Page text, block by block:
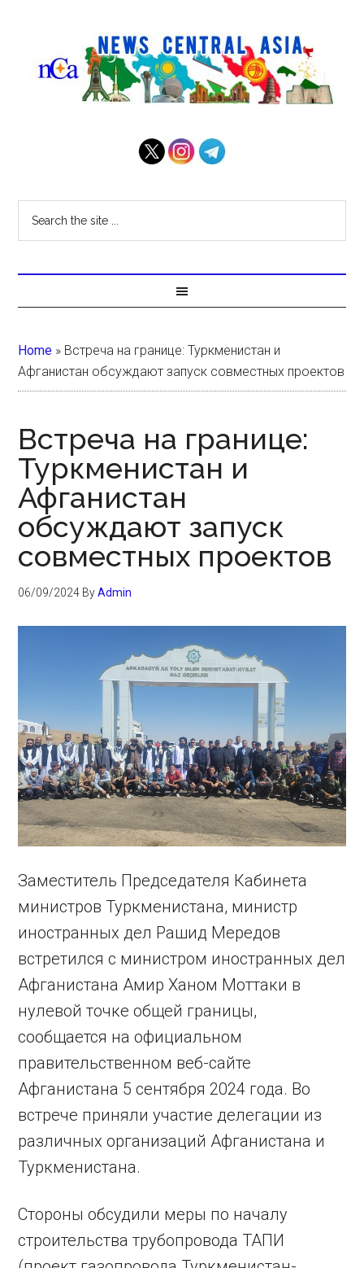
Home » Встреча на границе: Туркменистан и
Афганистан обсуждают запуск совместных проектов
Встреча на границе:
Туркменистан и
Афганистан
обсуждают запуск
совместных проектов
06/09/2024 ByAdmin
Заместитель Председателя Кабинета
министров Туркменистана, министр
иностранных дел Рашид Мередов
встретился с министром иностранных дел
Афганистана Амир Ханом Моттаки в
нулевой точке общей границы,
сообщается на официальном
правительственном веб-сайте
Афганистана 5 сентября 2024 года. Во
встрече приняли участие делегации из
различных организаций Афганистана и
Туркменистана.
Стороны обсудили меры по началу
строительства трубопровода ТАПИ